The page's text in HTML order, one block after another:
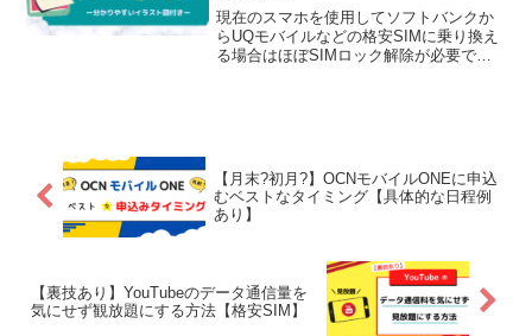
現在のスマホを使用してソフトバンクか
らUQモバイルなどの格安SIMに乗り換え
る場合はほぼSIMロック解除が必要で
出来るわけではありません。ここでは
SIMロック解除が可能な条件を分かりや
すく図を使って解説します。
【月末?初月?】OCNモバイルONEに申込
むベストなタイミング【具体的な日程例
あり】
【裏技あり】YouTubeのデータ通信量を
気にせず観放題にする方法【格安SIM】